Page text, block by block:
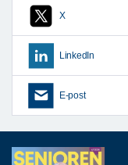
X
LinkedIn
E-post